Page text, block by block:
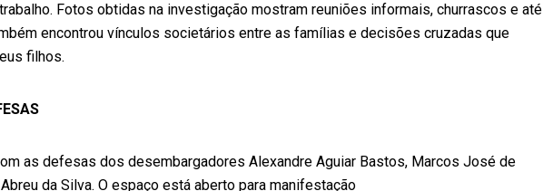
Fotos obtidas na investigação mostram reuniões informais, churrascos e até
encontrou vínculos societários entre as famílias e decisões cruzadas que
filhos.
as defesas dos desembargadores Alexandre Aguiar Bastos, Marcos José de
da Silva. O espaço está aberto para manifestação